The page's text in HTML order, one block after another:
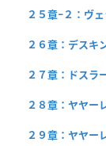
２５章−２：ヴ
２６章：デスキ
２７章：ドスラ
２８章：ヤヤー
２９章：ヤヤー